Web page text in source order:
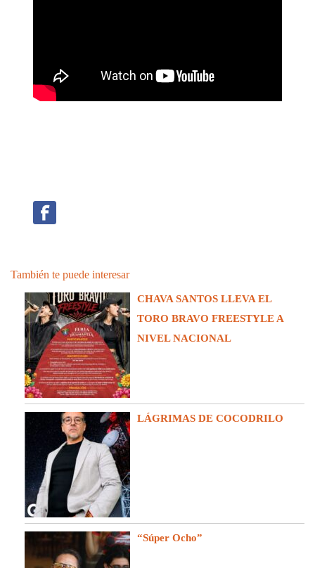
También te puede interesar
CHAVA SANTOS LLEVA EL
TORO BRAVO FREESTYLE A
NIVEL NACIONAL
LÁGRIMAS DE COCODRILO
“Súper Ocho”